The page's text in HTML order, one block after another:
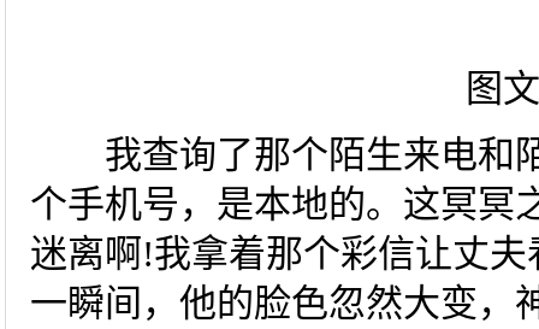
图
我查询了那个陌生来电和
个手机号，是本地的。这冥冥
迷离啊!我拿着那个彩信让丈
一瞬间，他的脸色忽然大变，